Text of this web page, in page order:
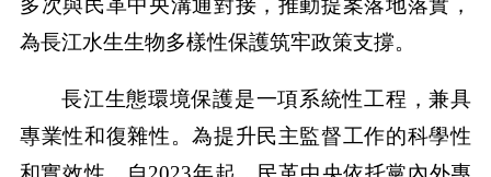
多次與民革中央溝通對接，推動提案落地落實，
為長江水生生物多樣性保護筑牢政策支撐。
長江生態環境保護是一項系統性工程，兼具
專業性和復雜性。為提升民主監督工作的科學性